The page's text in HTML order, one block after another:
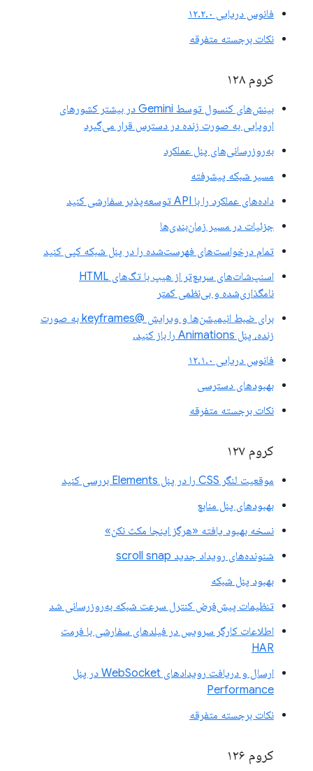
فانوس دریایی ۱۲.۲.۰
نکات برجسته متفرقه
کروم ۱۲۸
بینش‌های کنسول توسط Gemini در بیشتر کشورهای
اروپایی به صورت زنده در دسترس قرار می‌گیرد
به‌روزرسانی‌های پنل عملکرد
مسیر شبکه پیشرفته
داده‌های عملکرد را با API توسعه‌پذیر سفارشی کنید
جزئیات در مسیر زمان‌بندی‌ها
تمام درخواست‌های فهرست‌شده را در پنل شبکه کپی کنید
اسنپ‌شات‌های سریع‌تر از هیپ با تگ‌های HTML
نامگذاری‌شده و بی‌نظمی کمتر
برای ضبط انیمیشن‌ها و ویرایش @keyframes به صورت
زنده، پنل Animations را باز کنید.
فانوس دریایی ۱۲.۱.۰
بهبودهای دسترسی
نکات برجسته متفرقه
کروم ۱۲۷
موقعیت لنگر CSS را در پنل Elements بررسی کنید
بهبودهای پنل منابع
نسخه بهبود یافته «هرگز اینجا مکث نکن»
شنونده‌های رویداد جدید scroll snap
بهبود پنل شبکه
تنظیمات پیش‌فرض کنترل سرعت شبکه به‌روزرسانی شد
اطلاعات کارگر سرویس در فیلدهای سفارشی با فرمت
HAR
ارسال و دریافت رویدادهای WebSocket در پنل
Performance
نکات برجسته متفرقه
کروم ۱۲۶